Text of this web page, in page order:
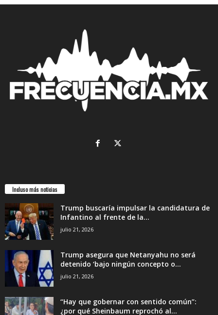
Incluso más noticias
Trump buscaría impulsar la candidatura de
Infantino al frente de la...
julio 21, 2026
Trump asegura que Netanyahu no será
detenido ‘bajo ningún concepto o...
julio 21, 2026
“Hay que gobernar con sentido común”:
¿por qué Sheinbaum reprochó al...